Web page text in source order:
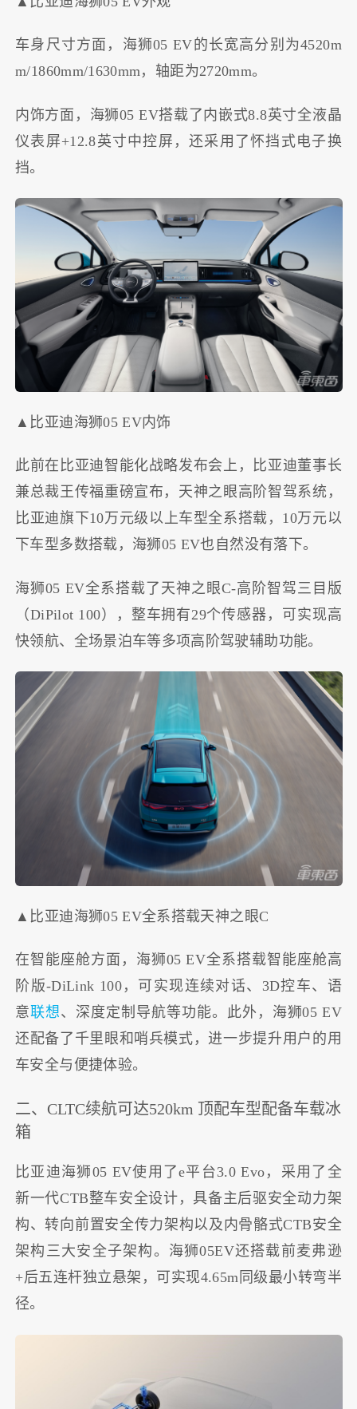
车身尺寸方面，海狮05 EV的长宽高分别为4520m
m/1860mm/1630mm，轴距为2720mm。
内饰方面，海狮05 EV搭载了内嵌式8.8英寸全液晶
仪表屏+12.8英寸中控屏，还采用了怀挡式电子换
挡。
▲比亚迪海狮05 EV内饰
此前在比亚迪智能化战略发布会上，比亚迪董事长
兼总裁王传福重磅宣布，天神之眼高阶智驾系统，
比亚迪旗下10万元级以上车型全系搭载，10万元以
下车型多数搭载，海狮05 EV也自然没有落下。
海狮05 EV全系搭载了天神之眼C-高阶智驾三目版
（DiPilot 100），整车拥有29个传感器，可实现高
快领航、全场景泊车等多项高阶驾驶辅助功能。
▲比亚迪海狮05 EV全系搭载天神之眼C
在智能座舱方面，海狮05 EV全系搭载智能座舱高
阶版-DiLink 100，可实现连续对话、3D控车、语
意联想、深度定制导航等功能。此外，海狮05 EV
还配备了千里眼和哨兵模式，进一步提升用户的用
车安全与便捷体验。
二、CLTC续航可达520km 顶配车型配备车载冰
箱
比亚迪海狮05 EV使用了e平台3.0 Evo，采用了全
新一代CTB整车安全设计，具备主后驱安全动力架
构、转向前置安全传力架构以及内骨骼式CTB安全
架构三大安全子架构。海狮05EV还搭载前麦弗逊
+后五连杆独立悬架，可实现4.65m同级最小转弯半
径。